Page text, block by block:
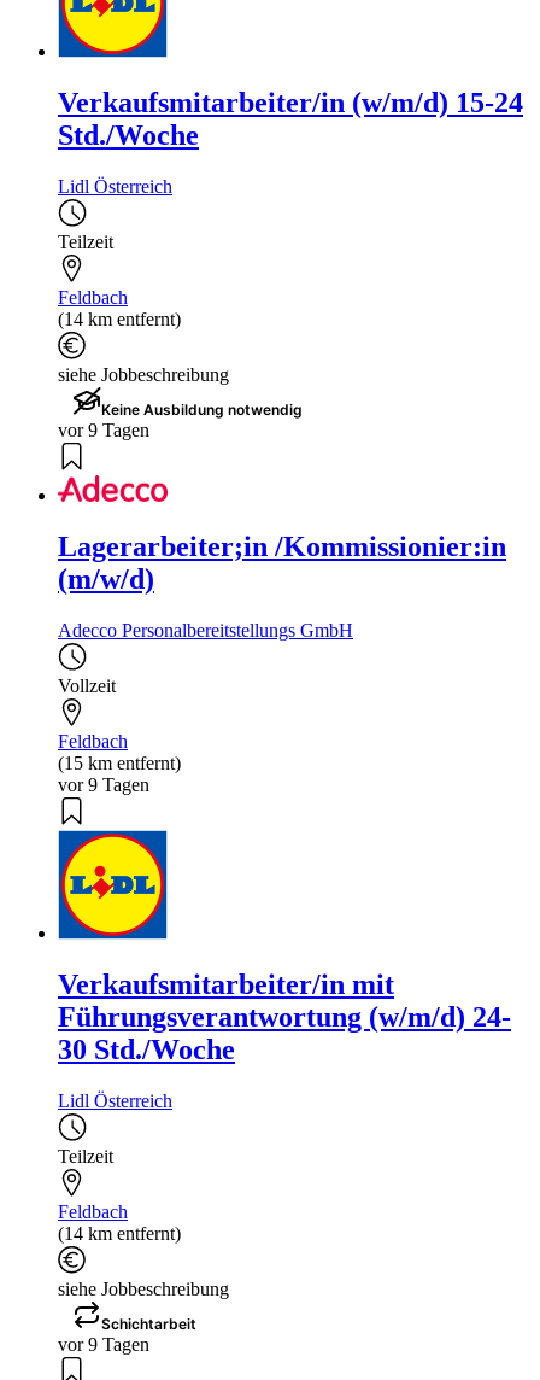
Verkaufsmitarbeiter/in (w/m/d) 15-24
Std./Woche
Lidl Österreich
Teilzeit
Feldbach
(14 km entfernt)
siehe Jobbeschreibung
Keine Ausbildung notwendig
vor 9 Tagen
Lagerarbeiter;in /Kommissionier:in
(m/w/d)
Adecco Personalbereitstellungs GmbH
Vollzeit
Feldbach
(15 km entfernt)
vor 9 Tagen
Verkaufsmitarbeiter/in mit
Führungsverantwortung (w/m/d) 24-
30 Std./Woche
Lidl Österreich
Teilzeit
Feldbach
(14 km entfernt)
siehe Jobbeschreibung
Schichtarbeit
vor 9 Tagen